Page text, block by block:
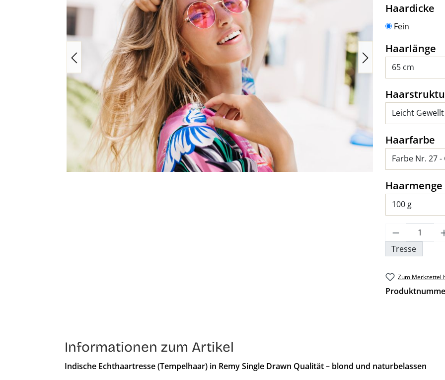
Haardicke
Fein
Haarlänge
Haarfarbe
Haarmenge
Produkt
Tresse
Zum Merkzettel
Informationen zum Artikel
Indische Echthaartresse (Tempelhaar) in Remy Single Drawn Qualität – blond und naturbelassen